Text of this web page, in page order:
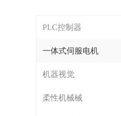
PLC控制器
一体式伺服电机
机器视觉
柔性机械械